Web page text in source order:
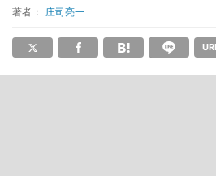
著者： 庄司亮一